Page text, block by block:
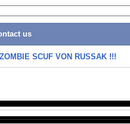
us
ZOMBIE SCUF VON RUSSAK !!!